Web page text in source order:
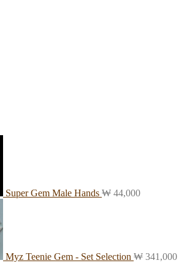
Super Gem Male Hands ₩ 44,000
Myz Teenie Gem - Set Selection ₩ 341,000